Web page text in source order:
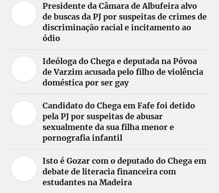
Presidente da Câmara de Albufeira alvo
de buscas da PJ por suspeitas de crimes de
discriminação racial e incitamento ao
ódio
Ideóloga do Chega e deputada na Póvoa
de Varzim acusada pelo filho de violência
doméstica por ser gay
Candidato do Chega em Fafe foi detido
pela PJ por suspeitas de abusar
sexualmente da sua filha menor e
pornografia infantil
Isto é Gozar com o deputado do Chega em
debate de literacia financeira com
estudantes na Madeira